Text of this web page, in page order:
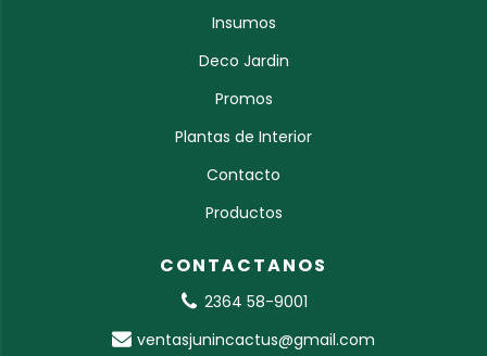
Insumos
Deco Jardin
Promos
Plantas de Interior
Contacto
Productos
CONTACTANOS
2364 58-9001
ventasjunincactus@gmail.com